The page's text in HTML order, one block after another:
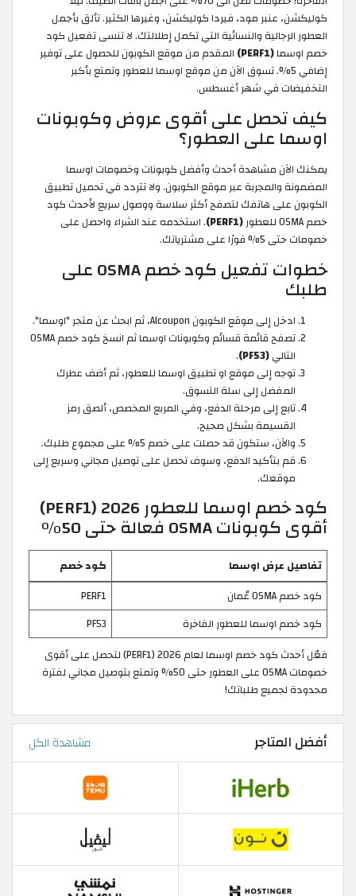
كوليكشن، عنبر مود، فيردا كوليكشن، وغيرها الكثير. تألق بأجمل
العطور الرجالية والنسائية التي تكمل إطلالتك. لا تنسى تفعيل كود
خصم اوسما(PERF1)
المقدم من موقع الكوبون للحصول على توفير
إضافي 5%. تسوق الآن من موقع اوسما للعطور وتمتع بأكبر
التخفيضات في شهر أغسطس.
كيف تحصل على أقوى عروض وكوبونات
اوسما على العطور؟
يمكنك الآن مشاهدة أحدث وأفضل كوبونات وخصومات اوسما
المضمونة والمجربة عبر موقع الكوبون. ولا تتردد في تحميل تطبيق
الكوبون على هاتفك لتصفح أكثر سلاسة ووصول سريع لأحدث كود
خصم OSMA للعطور
(PERF1)
. استخدمه عند الشراء واحصل على
خصومات حتى 5% فورًا على مشترياتك.
خطوات تفعيل كود خصم OSMA على
طلبك
ادخل إلى موقع الكوبون Alcoupon، ثم ابحث عن متجر "اوسما".
تصفح قائمة قسائم وكوبونات اوسما ثم انسخ كود خصم OSMA
التالي(PF53)
.
توجه إلى موقع او تطبيق اوسما للعطور، ثم أضف عطرك
المفضل إلى سلة التسوق.
تابع إلى مرحلة الدفع، وفي المربع المخصص، ألصق رمز
القسيمة بشكل صحيح.
والآن، ستكون قد حصلت على خصم 5% على مجموع طلبك.
قم بتأكيد الدفع، وسوف تحصل على توصيل مجاني وسريع إلى
موقعك.
كود خصم اوسما للعطور 2026 (PERF1)
أقوى كوبونات OSMA فعالة حتى 50%
تفاصيل عرض اوسما
كود خصم
كود خصم OSMA عُمان
PERF1
كود خصم اوسما للعطور الفاخرة
PF53
فعّل أحدث كود خصم اوسما لعام 2026 (PERF1) لتحصل على أقوى
خصومات OSMA على العطور حتى 50% وتمتع بتوصيل مجاني لفترة
محدودة لجميع طلباتك!
أفضل المتاجر مشاهدة الكل